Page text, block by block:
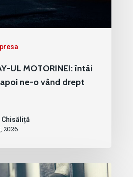
UL MOTORINEI: întâi
ne-o vând drept
Chisăliță
2026